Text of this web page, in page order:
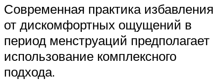
Современная практика избавления
от дискомфортных ощущений в
период менструаций предполагает
использование комплексного
подхода.